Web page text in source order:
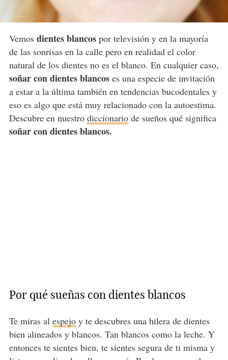
Vemos dientes blancospor televisión y en la mayoría
de las sonrisas en la calle pero en realidad el color
natural de los dientes no es el blanco. En cualquier caso,
soñar con dientes blancoses una especie de invitación
a estar a la última también en tendencias bucodentales y
eso es algo que está muy relacionado con la autoestima.
Descubre en nuestro diccionariode sueños qué significa
soñar con dientes blancos.
Por qué sueñas con dientes blancos
Te miras al espejoy te descubres una hilera de dientes
bien alineados y blancos. Tan blancos como la leche. Y
entonces te sientes bien, te sientes segura de ti misma y